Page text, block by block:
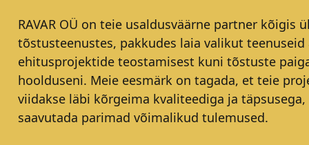
RAVAR OÜ on teie usaldusväärne partner kõigis
tõstusteenustes, pakkudes laia valikut teenuseid
ehitusprojektide teostamisest kuni tõstuste
hoolduseni. Meie eesmärk on tagada, et teie
viidakse läbi kõrgeima kvaliteediga ja täpsusega,
saavutada parimad võimalikud tulemused.